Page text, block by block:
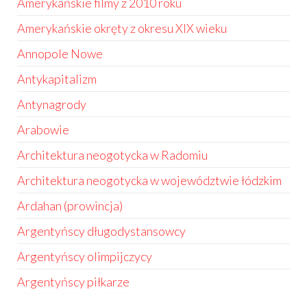
Amerykańskie okręty z okresu XIX wieku
Annopole Nowe
Antykapitalizm
Antynagrody
Arabowie
Architektura neogotycka w Radomiu
Architektura neogotycka w województwie łódzkim
Ardahan (prowincja)
Argentyńscy długodystansowcy
Argentyńscy olimpijczycy
Argentyńscy piłkarze